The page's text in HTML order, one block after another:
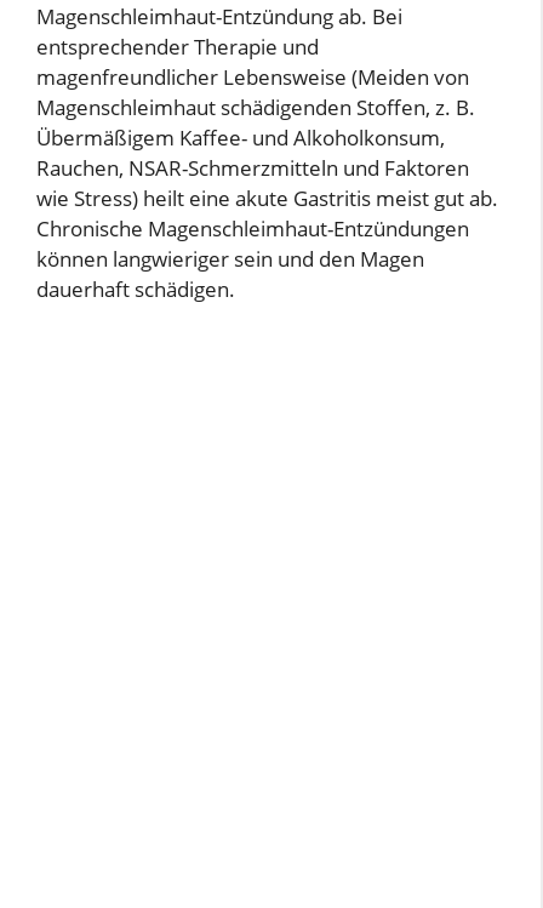
Magenschleimhaut-Entzündung ab. Bei
entsprechender Therapie und
magenfreundlicher Lebensweise (Meiden von
Magenschleimhaut schädigenden Stoffen, z. B.
Übermäßigem Kaffee- und Alkoholkonsum,
Rauchen, NSAR-Schmerzmitteln und Faktoren
wie Stress) heilt eine akute Gastritis meist gut ab.
Chronische Magenschleimhaut-Entzündungen
können langwieriger sein und den Magen
dauerhaft schädigen.